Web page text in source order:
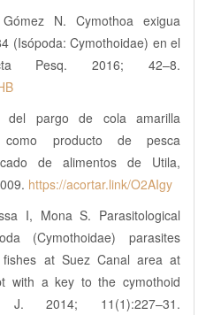
N. Cymothoa exigua
(Isópoda: Cymothoidae) en el
Pesq. 2016; 42–8.
del pargo de cola amarilla
como producto de pesca
de alimentos de Utila,
https://acortar.link/O2AIgy
I, Mona S. Parasitological
(Cymothoidae) parasites
at Suez Canal area at
with a key to the cymothoid
2014; 11(1):227–31.